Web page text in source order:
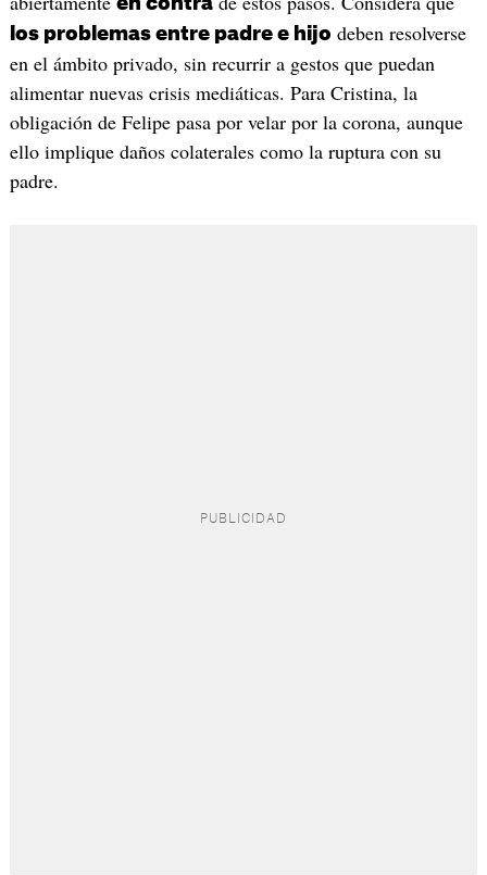
los problemas entre padre e hijo deben resolverse
en el ámbito privado, sin recurrir a gestos que puedan
alimentar nuevas crisis mediáticas. Para Cristina, la
obligación de Felipe pasa por velar por la corona, aunque
ello implique daños colaterales como la ruptura con su
padre.